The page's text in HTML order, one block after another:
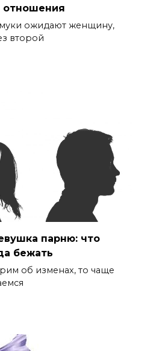
отношения
ожидают женщину,
второй
парню: что
бежать
об изменах, то чаще